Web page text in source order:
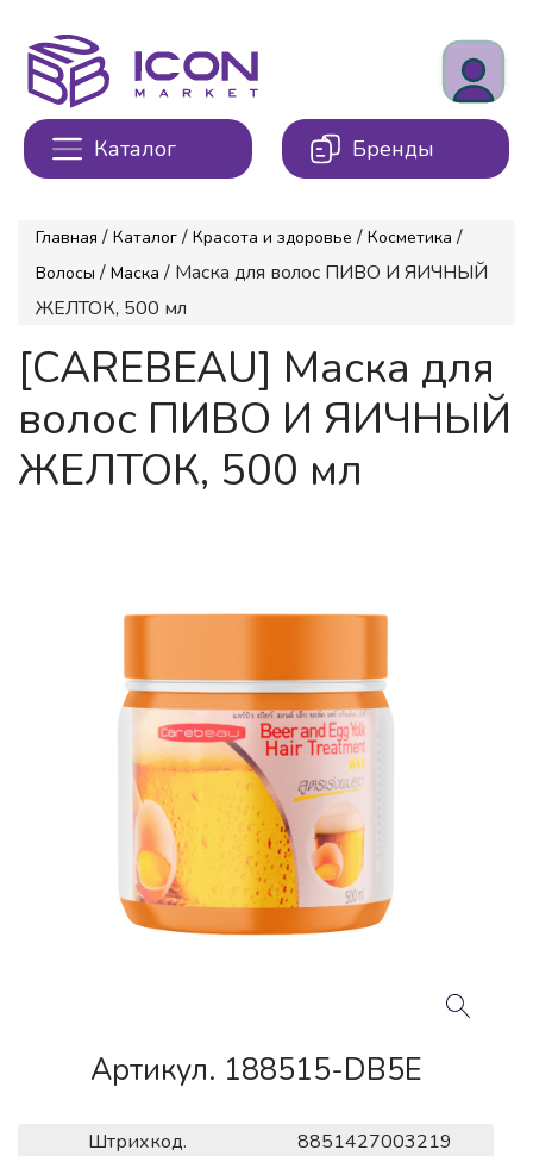
Каталог Бренды
Главная / Каталог / Красота и здоровье / Косметика /
Волосы / Маска / Маска для волос ПИВО И ЯИЧНЫЙ
ЖЕЛТОК, 500 мл
[CAREBEAU] Маска для
волос ПИВО И ЯИЧНЫЙ
ЖЕЛТОК, 500 мл
Артикул. 188515-DB5E
Штрихкод. 8851427003219